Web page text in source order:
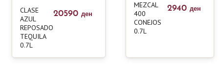
CLASE
AZUL
REPOSADO
TEQUILA
0.7L
20590 ден
MEZCAL
400
CONEJOS
0.7L
2940 ден